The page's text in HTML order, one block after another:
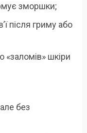
зморшки;
після гриму або
«заломів» шкіри
без